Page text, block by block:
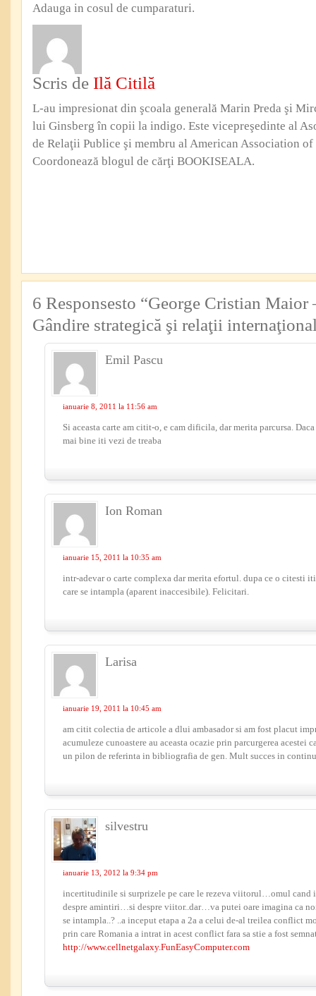
Adauga in cosul de cumparaturi.
Scris de Ilă Citilă
L-au impresionat din şcoala generală Marin Preda şi
lui Ginsberg în copii la indigo. Este vicepreşedinte al
de Relaţii Publice şi membru al American Association
Coordonează blogul de cărţi BOOKISEALA.
6 Responsesto “George Cristian
Gândire strategică şi relaţii
Emil Pascu
ianuarie 8, 2011 la 11:56 am
Si aceasta carte am citit-o, e cam dificila, dar merita parcursa.
mai bine iti vezi de treaba
Ion Roman
ianuarie 15, 2011 la 10:35 am
intr-adevar o carte complexa dar merita efortul. dupa ce o citesti
care se intampla (aparent inaccesibile). Felicitari.
Larisa
ianuarie 19, 2011 la 10:45 am
am citit colectia de articole a dlui ambasador si am fost placut
acumuleze cunoastere au aceasta ocazie prin parcurgerea acestei
un pilon de referinta in bibliografia de gen. Mult succes in
silvestru
ianuarie 13, 2012 la 9:34 pm
incertitudinile si surprizele pe care le rezeva viitorul…omul cand
despre amintiri…si despre viitor..dar…va putei oare imagina ca
se intampla..? ..a inceput etapa a 2a a celui de-al treilea conflict
prin care Romania a intrat in acest conflict fara sa stie a fost
http://www.cellnetgalaxy.FunEasyComputer.com